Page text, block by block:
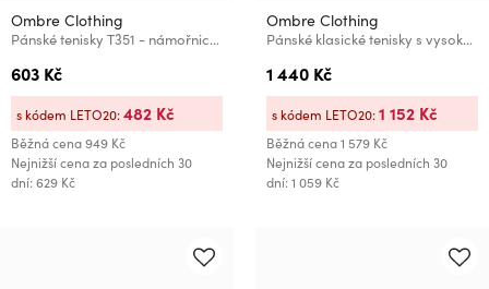
Ombre Clothing
Pánské tenisky T351 - námořnická
603 Kč
Běžná cena949 Kč
Nejnižší cena za posledních 30
dní: 629 Kč
s kódem LETO20:482 Kč
Ombre Clothing
Pánské klasické tenisky s vysokou podrážkou Ombre Clothing
1 440 Kč
Běžná cena1 579 Kč
Nejnižší cena za posledních 30
dní: 1 059 Kč
s kódem LETO20:1 152 Kč